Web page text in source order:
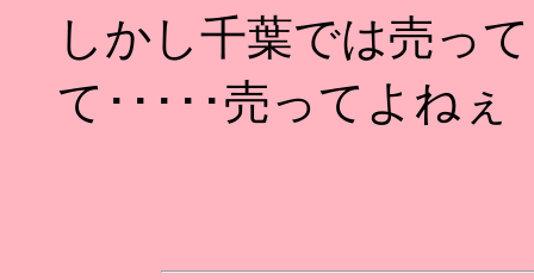
しかし千葉では売っ
て･････売ってよねぇ